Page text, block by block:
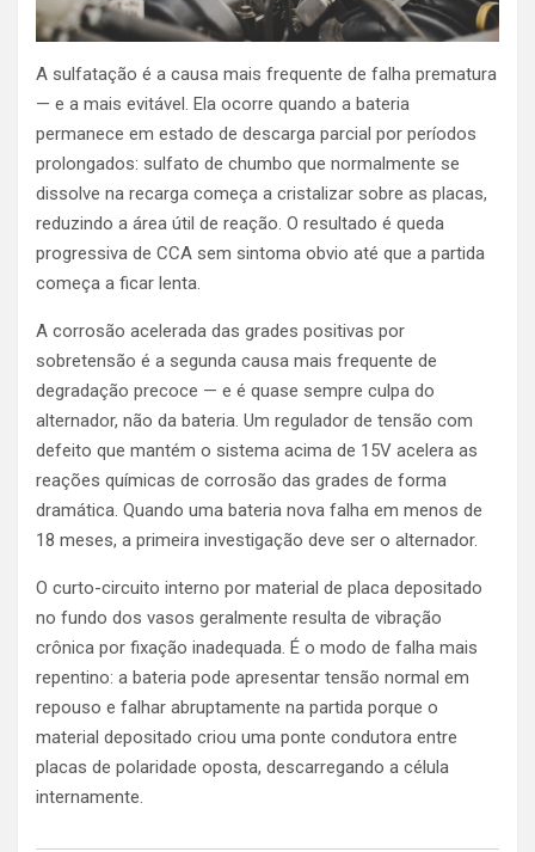
A sulfatação é a causa mais frequente de falha prematura
— e a mais evitável. Ela ocorre quando a bateria
permanece em estado de descarga parcial por períodos
prolongados: sulfato de chumbo que normalmente se
dissolve na recarga começa a cristalizar sobre as placas,
reduzindo a área útil de reação. O resultado é queda
progressiva de CCA sem sintoma obvio até que a partida
começa a ficar lenta.
A corrosão acelerada das grades positivas por
sobretensão é a segunda causa mais frequente de
degradação precoce — e é quase sempre culpa do
alternador, não da bateria. Um regulador de tensão com
defeito que mantém o sistema acima de 15V acelera as
reações químicas de corrosão das grades de forma
dramática. Quando uma bateria nova falha em menos de
18 meses, a primeira investigação deve ser o alternador.
O curto-circuito interno por material de placa depositado
no fundo dos vasos geralmente resulta de vibração
crônica por fixação inadequada. É o modo de falha mais
repentino: a bateria pode apresentar tensão normal em
repouso e falhar abruptamente na partida porque o
material depositado criou uma ponte condutora entre
placas de polaridade oposta, descarregando a célula
internamente.